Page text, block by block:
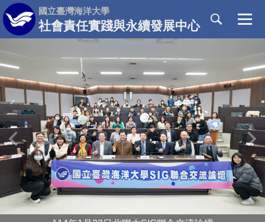
跳
到
主
區
國立臺灣海洋大學
社會責任實踐與永續發展中心